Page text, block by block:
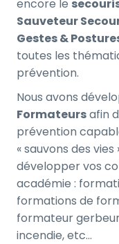
encore le
Sauveteur
Gestes &
toutes les
prévention.
Nous avons
Formateursafin
prévention
« sauvons des
développer vos
académie :
formations de
formateur
incendie, etc…